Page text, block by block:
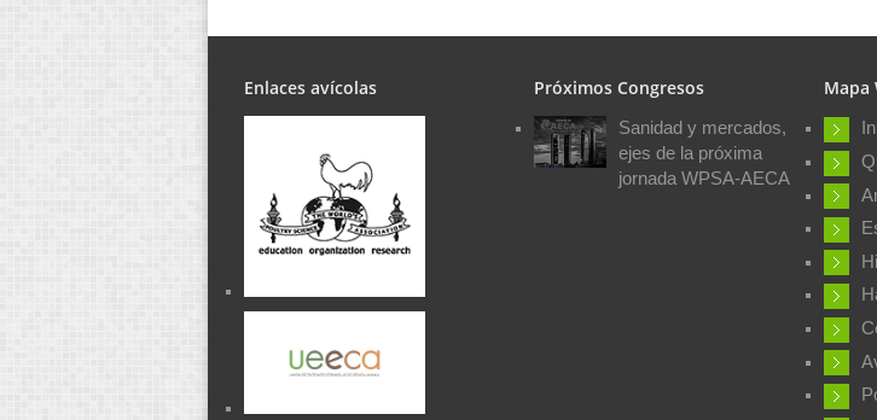
Enlaces avícolas Próximos Congresos
Sanidad y mercados,
ejes de la próxima
jornada WPSA-AECA
Mapa